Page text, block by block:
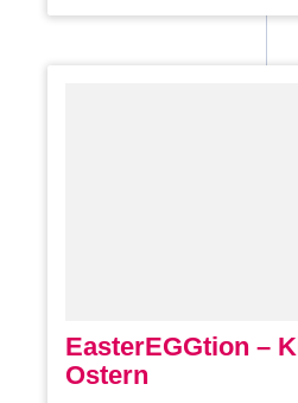
EasterEGGtion –
Ostern